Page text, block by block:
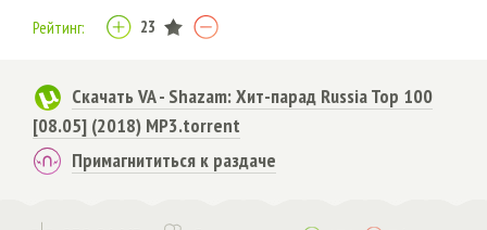
Рейтинг: 23
Скачать VA - Shazam: Хит-парад Russia Top 100
[08.05] (2018) MP3.torrent
Примагнититься к раздаче